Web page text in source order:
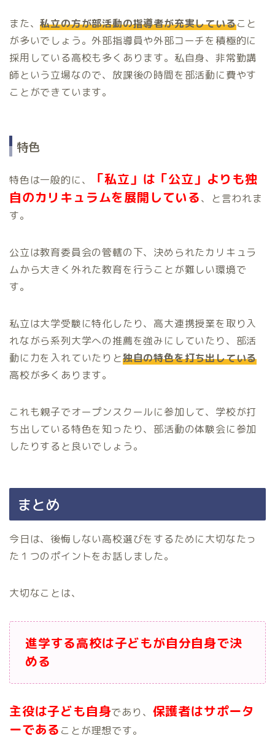
また、私立の方が部活動の指導者が充実していること
が多いでしょう。外部指導員や外部コーチを積極的に
採用している高校も多くあります。私自身、非常勤講
師という立場なので、放課後の時間を部活動に費やす
ことができています。
特色
特色は一般的に、
「私立」は「公立」よりも独
自のカリキュラムを展開している、と言われま
す。
公立は教育委員会の管轄の下、決められたカリキュラ
ムから大きく外れた教育を行うことが難しい環境で
す。
私立は大学受験に特化したり、高大連携授業を取り入
れながら系列大学への推薦を強みにしていたり、部活
動に力を入れていたりと独自の特色を打ち出している
高校が多くあります。
これも親子でオープンスクールに参加して、学校が打
ち出している特色を知ったり、部活動の体験会に参加
したりすると良いでしょう。
まとめ
今日は、後悔しない高校選びをするために大切なたっ
た１つのポイントをお話しました。
大切なことは、
進学する高校は子どもが自分自身で決
める
主役は子ども自身であり、 保護者はサポータ
ーである ことが理想です。